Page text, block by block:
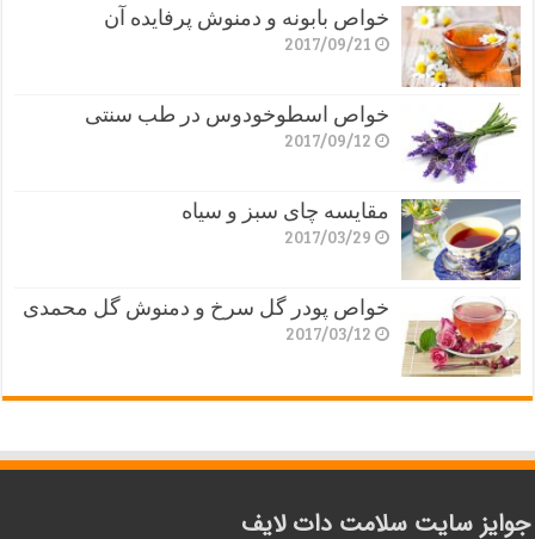
خواص بابونه و دمنوش پرفایده آن
2017/09/21
خواص اسطوخودوس در طب سنتی
2017/09/12
مقایسه چای سبز و سیاه
2017/03/29
خواص پودر گل سرخ و دمنوش گل محمدی
2017/03/12
جوایز سایت سلامت دات لایف